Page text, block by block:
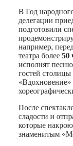
В Год
делегации
подготовили
например,
театра более 50
исполнят
гостей
«Вдохновение»
После
сладости и
которые
знаменитым